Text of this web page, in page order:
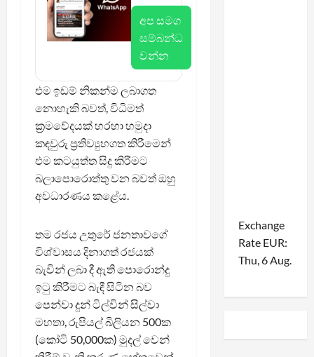
අප සමග
සම්බන්ධ
වන්න
එම ඉඩම් නිකන්ම ලබාගත
නොහැකි බවත්, විධිමත්
ක්‍රමවේදයක් හරහා හමුදා
කඳවුරු ප්‍රතිව්‍යුහගත කිරීමෙන්
එම කටයුත්ත සිදු කිරීමට
බලාපොරොත්තු වන බවත් ඔහු
අවධාරණය කළේය.
තම රජය උතුරේ ජනතාවගේ
විශ්වාසය දිනාගත් රජයක්
බැවින් ලබා දී ඇති පොරොන්දු
ඉටු කිරීමට බැඳී සිටින බව
පෙන්වා දුන් ටිල්වින් සිල්වා
මහතා, රුපියල් බිලියන 500ක
(කෝටි 50,000ක) මුදල් වෙන්
Exchange
Rate EUR:
Thu, 6 Aug.